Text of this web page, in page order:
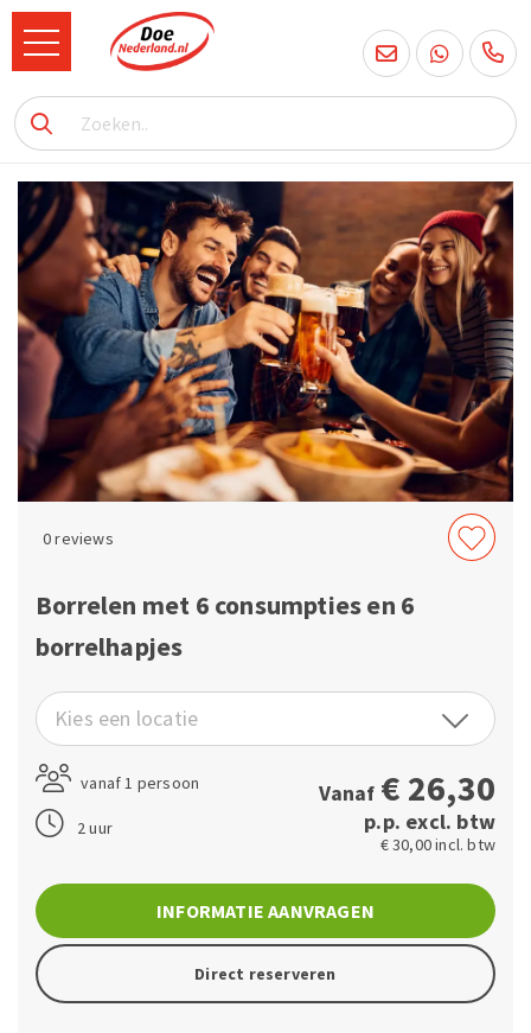
085
760
2556
0reviews
Borrelen met 6 consumpties en 6
borrelhapjes
Kies een locatie
vanaf 1 persoon
2 uur
Vanaf € 26,30
p.p. excl. btw
€ 30,00 incl. btw
INFORMATIE AANVRAGEN
Direct reserveren